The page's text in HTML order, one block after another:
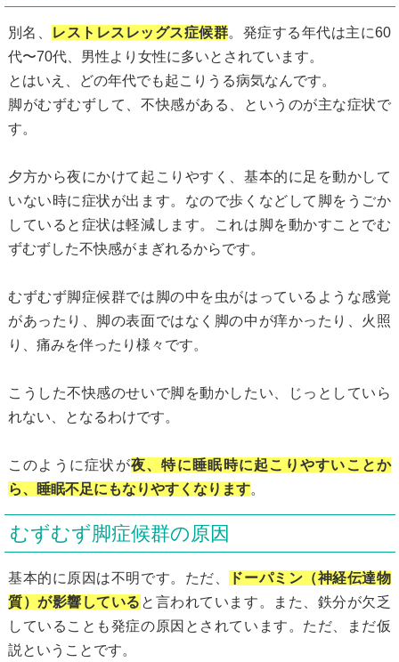
別名、 レストレスレッグス症候群。発症する年代は主に60
代〜70代、男性より女性に多いとされています。
とはいえ、どの年代でも起こりうる病気なんです。
脚がむずむずして、不快感がある、というのが主な症状で
す。
夕方から夜にかけて起こりやすく、基本的に足を動かして
いない時に症状が出ます。なので歩くなどして脚をうごか
していると症状は軽減します。これは脚を動かすことでむ
ずむずした不快感がまぎれるからです。
むずむず脚症候群では脚の中を虫がはっているような感覚
があったり、脚の表面ではなく脚の中が痒かったり、火照
り、痛みを伴ったり様々です。
こうした不快感のせいで脚を動かしたい、じっとしていら
れない、となるわけです。
このように症状が夜、特に睡眠時に起こりやすいことか
ら、睡眠不足にもなりやすくなります。
むずむず脚症候群の原因
基本的に原因は不明です。ただ、
ドーパミン（神経伝達物
質）が影響している と言われています。また、鉄分が欠乏
していることも発症の原因とされています。ただ、まだ仮
説ということです。